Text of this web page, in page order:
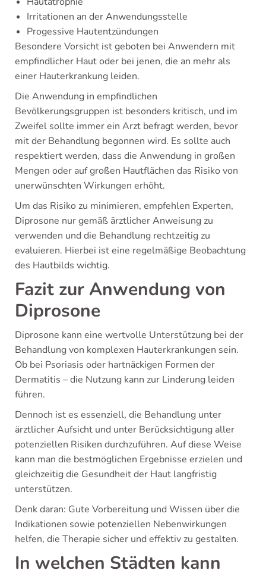
Irritationen an der Anwendungsstelle
Progessive Hautentzündungen
Besondere Vorsicht ist geboten bei Anwendern mit
empfindlicher Haut oder bei jenen, die an mehr als
einer Hauterkrankung leiden.
Die Anwendung in empfindlichen
Bevölkerungsgruppen ist besonders kritisch, und im
Zweifel sollte immer ein Arzt befragt werden, bevor
mit der Behandlung begonnen wird. Es sollte auch
respektiert werden, dass die Anwendung in großen
Mengen oder auf großen Hautflächen das Risiko von
unerwünschten Wirkungen erhöht.
Um das Risiko zu minimieren, empfehlen Experten,
Diprosone nur gemäß ärztlicher Anweisung zu
verwenden und die Behandlung rechtzeitig zu
evaluieren. Hierbei ist eine regelmäßige Beobachtung
des Hautbilds wichtig.
Fazit zur Anwendung von
Diprosone
Diprosone kann eine wertvolle Unterstützung bei der
Behandlung von komplexen Hauterkrankungen sein.
Ob bei Psoriasis oder hartnäckigen Formen der
Dermatitis – die Nutzung kann zur Linderung leiden
führen.
Dennoch ist es essenziell, die Behandlung unter
ärztlicher Aufsicht und unter Berücksichtigung aller
potenziellen Risiken durchzuführen. Auf diese Weise
kann man die bestmöglichen Ergebnisse erzielen und
gleichzeitig die Gesundheit der Haut langfristig
unterstützen.
Denk daran: Gute Vorbereitung und Wissen über die
Indikationen sowie potenziellen Nebenwirkungen
helfen, die Therapie sicher und effektiv zu gestalten.
In welchen Städten kann